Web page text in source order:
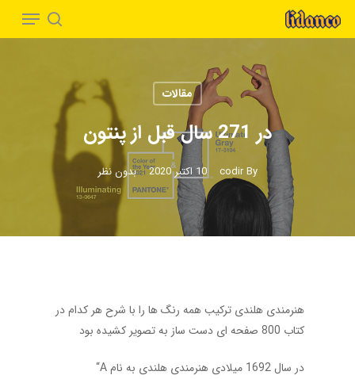
search
Menu
مقالات
در 271 سال قبل از پنتون
By
codir 10 اکتبر 2020 بدون نظر
هنرمندی هلندی ترکیب همه رنگ ها را با شرح هر کدام در
کتاب 800 صفحه ای دست ساز به تصویر کشیده بود
در سال 1692 میلادی هنرمندی هلندی به نام
“A